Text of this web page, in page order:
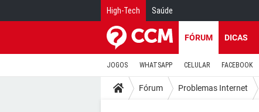
High-Tech Saúde
FÓRUM DICAS
JOGOS WHATSAPP CELULAR FACEBOOK
Fórum Problemas Internet